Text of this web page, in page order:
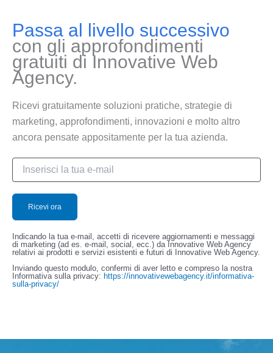
Passa al livello successivo
con gli approfondimenti
gratuiti di Innovative Web
Agency.
Ricevi gratuitamente soluzioni pratiche, strategie di
marketing, approfondimenti, innovazioni e molto altro
ancora pensate appositamente per la tua azienda.
Indicando la tua e-mail, accetti di ricevere aggiornamenti e messaggi
di marketing (ad es. e-mail, social, ecc.) da Innovative Web Agency
relativi ai prodotti e servizi esistenti e futuri di Innovative Web Agency.
Inviando questo modulo, confermi di aver letto e compreso la nostra
Informativa sulla privacy: https://innovativewebagency.it/informativa-
sulla-privacy/